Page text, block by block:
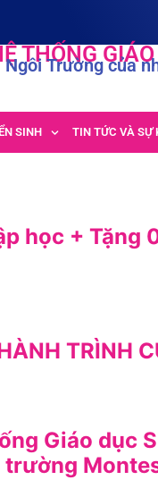
THỐNG
Ngôi Trường của
SINH TIN TỨC VÀ SỰ
học +
TRÌNH
Giáo dục
trường